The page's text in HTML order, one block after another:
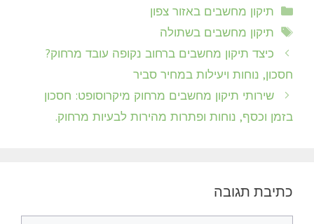
קטגוריות
תיקון מחשבים באזור צפון
תגיות
תיקון מחשבים בשתולה
כיצד תיקון מחשבים ברחוב נקופה עובד מרחוק?
חסכון, נוחות ויעילות במחיר סביר
שירותי תיקון מחשבים מרחוק מיקרוסופט: חסכון
בזמן וכסף, נוחות ופתרות מהירות לבעיות מרחוק.
כתיבת תגובה